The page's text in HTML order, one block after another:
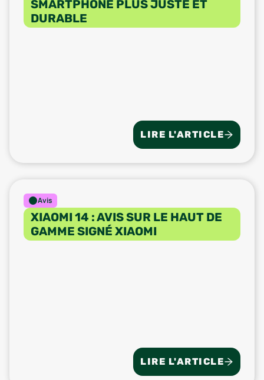
SMARTPHONE PLUS JUSTE ET
DURABLE
LIRE L'ARTICLE
Avis
XIAOMI 14 : AVIS SUR LE HAUT DE
GAMME SIGNÉ XIAOMI
LIRE L'ARTICLE